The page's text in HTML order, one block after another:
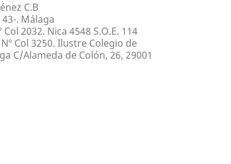
C.B
. Málaga
2032. Nica 4548 S.O.E. 114
Col 3250. Ilustre Colegio de
C/Alameda de Colón, 26, 29001